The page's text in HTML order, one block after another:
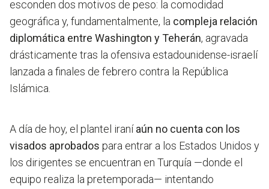
esconden dos motivos de peso: la comodidad
geográfica y, fundamentalmente, la compleja relación
diplomática entre Washington y Teherán, agravada
drásticamente tras la ofensiva estadounidense-israelí
lanzada a finales de febrero contra la República
Islámica.
A día de hoy, el plantel iraníaún no cuenta con los
visados aprobados para entrar a los Estados Unidos y
los dirigentes se encuentran en Turquía —donde el
equipo realiza la pretemporada— intentando